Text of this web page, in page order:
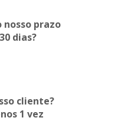
nosso prazo
dias?
cliente?
1 vez